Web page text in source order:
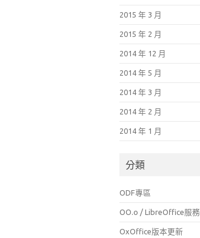
2015 年 3 月
2015 年 2 月
2014 年 12 月
2014 年 5 月
2014 年 3 月
2014 年 2 月
2014 年 1 月
分類
ODF專區
OO.o / LibreOffice服務
OxOffice版本更新